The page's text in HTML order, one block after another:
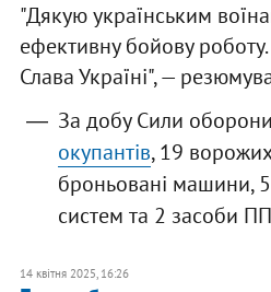
"Дякую українським
ефективну бойову
Слава Україні", —
За добу Сили оборони
окупантів, 19
броньовані машини,
систем та 2 засоби
14 квітня 2025, 16:26